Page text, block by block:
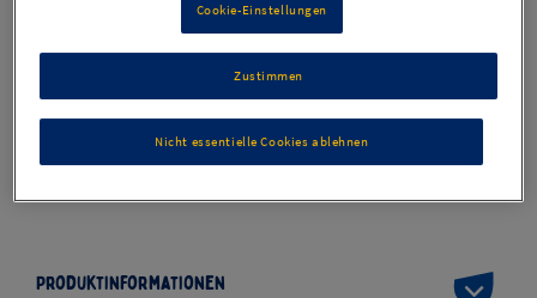
THOMY Les Sauces Béchamel
Produktinformationen
Cookie-Einstellungen
Nicht essentielle Cookies ablehnen
Zustimmen